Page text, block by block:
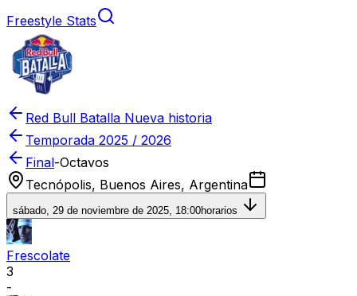
Freestyle Stats
Red Bull Batalla Nueva historia
Temporada 2025 / 2026
Final-Octavos
Tecnópolis, Buenos Aires, Argentina
sábado, 29 de noviembre de 2025, 18:00horarios
Frescolate
3
-